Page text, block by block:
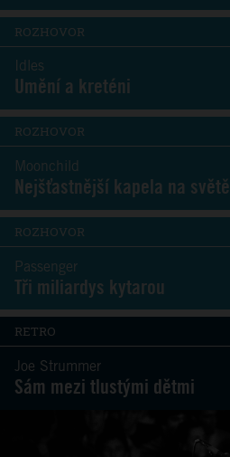
ROZHOVOR
Idles
Umění a kreténi
ROZHOVOR
Moonchild
Nejšťastnější kapela na světě
ROZHOVOR
Passenger
Tři miliardys kytarou
RETRO
Joe Strummer
Sám mezi tlustými dětmi